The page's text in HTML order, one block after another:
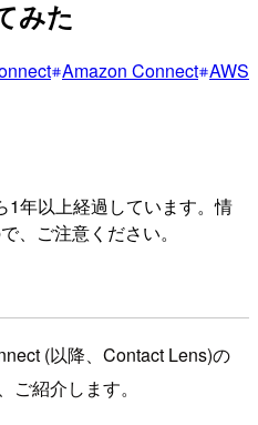
みた
Amazon Connect AWS
1年以上経過しています。情
、ご注意ください。
(以降、Contact Lens)の
紹介します。